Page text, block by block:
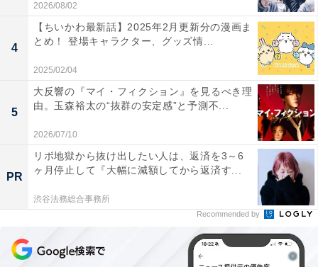
自身のアイデンティティに悩み、引きこもり生活を送っ
ていた翔の再登校がメインテーマとなった第4話。前話
で“おっさんのパンツ”に絡めて、「人の趣味嗜好の自
由」について気付きを得た誠が翔に寛容に寄り添う成長
シーンをはじめ、翔を心配しながらもそっと見守る母親
や姉の姿も印象的な回となりました。
放送を終えて、X（旧Twitter）では「誠が一生懸命言葉
を選んで翔に話そうとする姿に心打たれた。すぐに言葉
が思い浮かばなくても言ってはいけないことが口から出
てしまうのを防ごうとしているのが既に大きなアップデ
ート」「翔の理由だけじゃなく何もなくても突然学校に
行けなくなる時は誰にでも起こる事だし、様々な事が学
2026/08/02
4
【ちいかわ最新話】2025年2月更新分の漫画ま
とめ！ 登場キャラクター、グッズ情...
2025/02/04
5
大反響の『マイ・フィクション』を見るべき理
由。玉森裕太の“抜群の安定感”と予測不...
2026/07/10
PR
リボ地獄から抜け出したい人は、返済を3～6
ヶ月停止して『大幅に減額してから返済す...
渋谷法務総合事務所
Recommended by